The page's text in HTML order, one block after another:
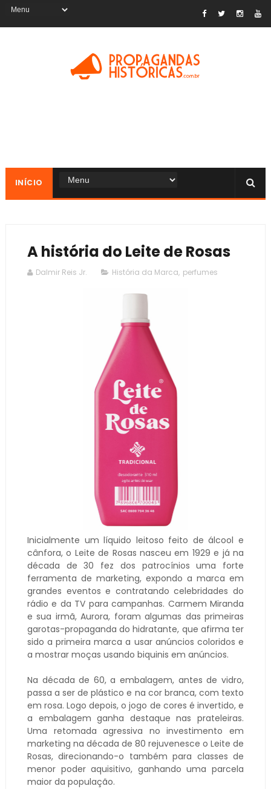
INÍCIO
A história do Leite de Rosas
Dalmir Reis Jr. História da Marca, perfumes
Inicialmente um líquido leitoso feito de álcool e
cânfora, o Leite de Rosas nasceu em 1929 e já na
década de 30 fez dos patrocínios uma forte
ferramenta de marketing, expondo a marca em
grandes eventos e contratando celebridades do
rádio e da TV para campanhas. Carmem Miranda
e sua irmã, Aurora, foram algumas das primeiras
garotas-propaganda do hidratante, que afirma ter
sido a primeira marca a usar anúncios coloridos e
a mostrar moças usando biquinis em anúncios.
Na década de 60, a embalagem, antes de vidro,
passa a ser de plástico e na cor branca, com texto
em rosa. Logo depois, o jogo de cores é invertido, e
a embalagem ganha destaque nas prateleiras.
Uma retomada agressiva no investimento em
marketing na década de 80 rejuvenesce o Leite de
Rosas, direcionando-o também para classes de
menor poder aquisitivo, ganhando uma parcela
maior da população.